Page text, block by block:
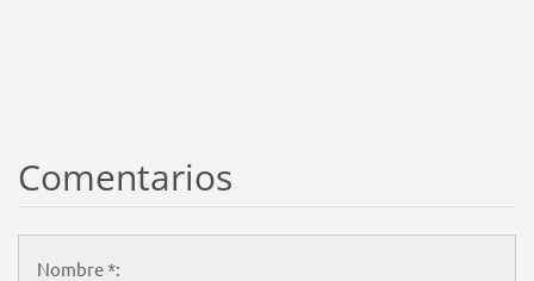
Comentarios
Nombre *: